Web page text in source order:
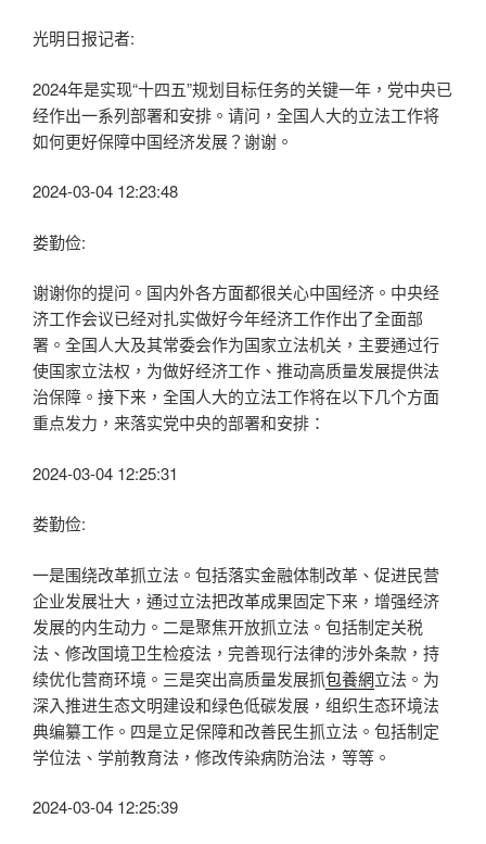
光明日报记者:
2024年是实现“十四五”规划目标任务的关键一年，党中央已
经作出一系列部署和安排。请问，全国人大的立法工作将
如何更好保障中国经济发展？谢谢。
2024-03-04 12:23:48
娄勤俭:
谢谢你的提问。国内外各方面都很关心中国经济。中央经
济工作会议已经对扎实做好今年经济工作作出了全面部
署。全国人大及其常委会作为国家立法机关，主要通过行
使国家立法权，为做好经济工作、推动高质量发展提供法
治保障。接下来，全国人大的立法工作将在以下几个方面
重点发力，来落实党中央的部署和安排：
2024-03-04 12:25:31
娄勤俭:
一是围绕改革抓立法。包括落实金融体制改革、促进民营
企业发展壮大，通过立法把改革成果固定下来，增强经济
发展的内生动力。二是聚焦开放抓立法。包括制定关税
法、修改国境卫生检疫法，完善现行法律的涉外条款，持
续优化营商环境。三是突出高质量发展抓包養網立法。为
深入推进生态文明建设和绿色低碳发展，组织生态环境法
典编纂工作。四是立足保障和改善民生抓立法。包括制定
学位法、学前教育法，修改传染病防治法，等等。
2024-03-04 12:25:39